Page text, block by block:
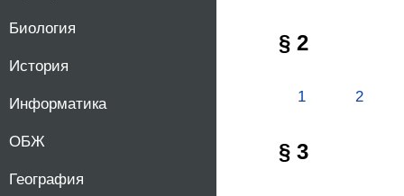
Биология
История
Информатика
ОБЖ
География
§ 2
1 2
§ 3